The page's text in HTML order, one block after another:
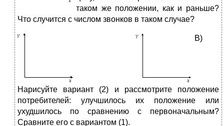
таком же положении, как и раньше?
Что случится с числом звонков в таком случае?
В)
Нарисуйте вариант (2) и рассмотрите положение
потребителей: улучшилось их положение или
ухудшилось по сравнению с первоначальным?
Сравните его с вариантом (1).